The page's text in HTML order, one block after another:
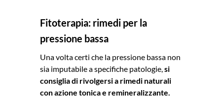
Fitoterapia: rimedi per la
pressione bassa
Una volta certi che la pressione bassa non
sia imputabile a specifiche patologie,si
consiglia di rivolgersi a rimedi naturali
con azione tonica e remineralizzante.